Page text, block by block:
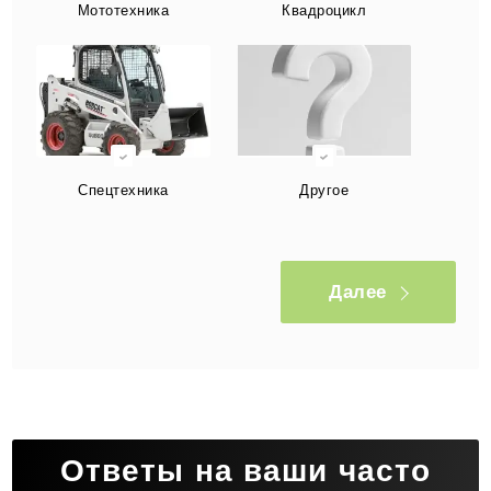
Мототехника Квадроцикл
Спецтехника Другое
Далее
Ответы на ваши часто